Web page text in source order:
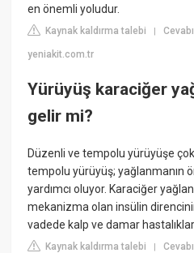
en önemli yoludur.
Kaynak kaldırma talebi |
yeniakit.com.tr
Yürüyüş karaciğer
gelir mi?
Düzenli ve tempolu yürüyüşe
tempolu yürüyüş; yağlanmanın
yardımcı oluyor. Karaciğer
mekanizma olan insülin
vadede kalp ve damar
Kaynak kaldırma talebi |